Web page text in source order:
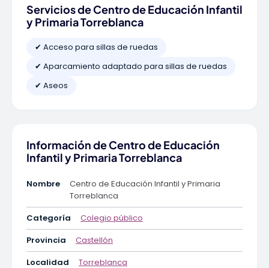
Servicios de Centro de Educación Infantil
y Primaria Torreblanca
✔ Acceso para sillas de ruedas
✔ Aparcamiento adaptado para sillas de ruedas
✔ Aseos
Información de Centro de Educación
Infantil y Primaria Torreblanca
Nombre
Centro de Educación Infantil y Primaria
Torreblanca
Categoría
Colegio público
Provincia
Castellón
Localidad
Torreblanca